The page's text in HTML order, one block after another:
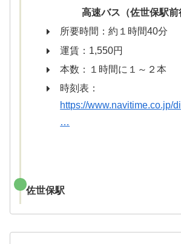
高速バス（佐世保駅前
所要時間：約１時間40分
運賃：1,550円
本数：１時間に１～２本
時刻表：
https://www.navitime.co.jp/
…
佐世保駅